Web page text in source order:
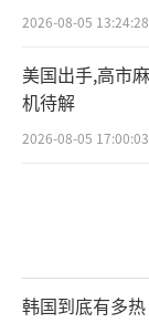
2026-08-05 13:24:28
美国出手,高市
机待解
2026-08-05 17:00:03
韩国到底有多